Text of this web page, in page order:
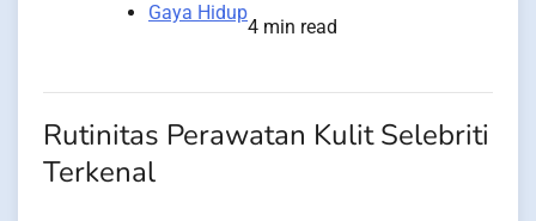
Gaya Hidup
4 min read
Rutinitas Perawatan Kulit Selebriti
Terkenal